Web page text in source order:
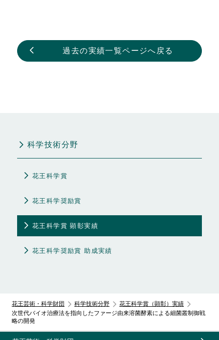
過去の実績一覧ページへ戻る
科学技術分野
花王科学賞
花王科学奨励賞
花王科学賞 顕彰実績
花王科学奨励賞 助成実績
花王芸術・科学財団 科学技術分野
花王科学賞（顕彰）実績
次世代バイオ治療法を指向したファージ由来溶菌酵素による細菌叢制御戦
略の開発